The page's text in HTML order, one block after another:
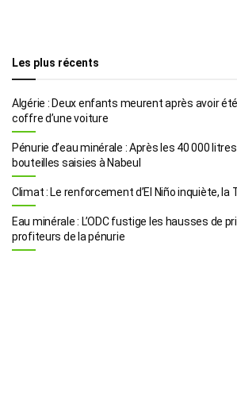
Les plus récents
Algérie : Deux enfants meurent après avoir
coffre d’une voiture
Pénurie d’eau minérale : Après les 40 000
bouteilles saisies à Nabeul
Climat : Le renforcement d’El Niño inquiète, la
Eau minérale : L’ODC fustige les hausses de
profiteurs de la pénurie